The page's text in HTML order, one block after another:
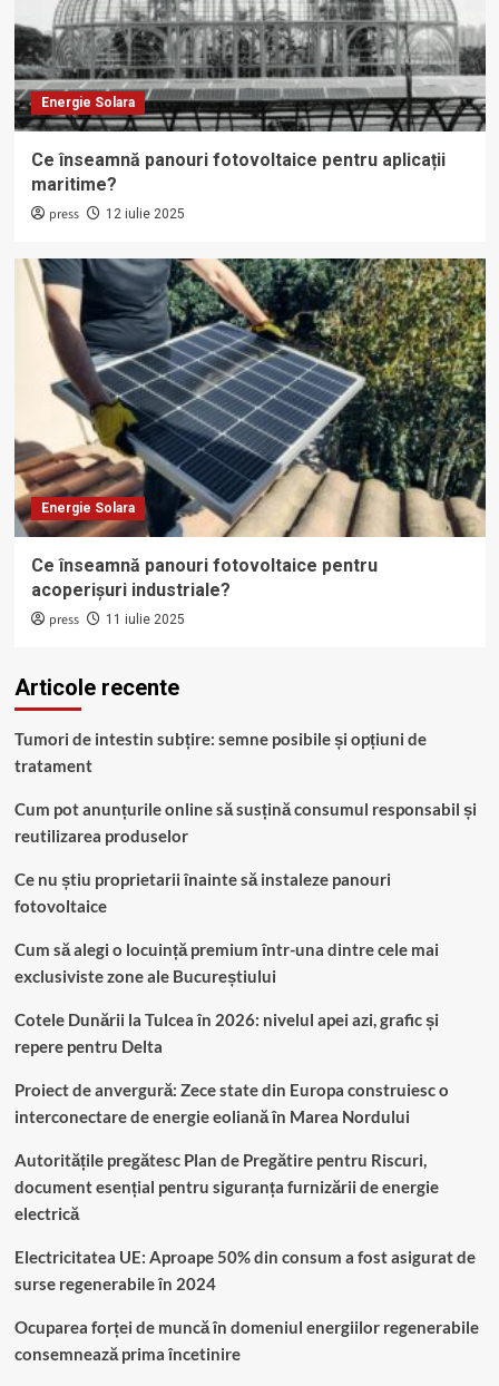
Energie Solara
Ce înseamnă panouri fotovoltaice pentru aplicații
maritime?
press 12 iulie 2025
Energie Solara
Ce înseamnă panouri fotovoltaice pentru
acoperișuri industriale?
press 11 iulie 2025
Articole recente
Tumori de intestin subțire: semne posibile și opțiuni de
tratament
Cum pot anunțurile online să susțină consumul responsabil și
reutilizarea produselor
Ce nu știu proprietarii înainte să instaleze panouri
fotovoltaice
Cum să alegi o locuință premium într-una dintre cele mai
exclusiviste zone ale Bucureștiului
Cotele Dunării la Tulcea în 2026: nivelul apei azi, grafic și
repere pentru Delta
Proiect de anvergură: Zece state din Europa construiesc o
interconectare de energie eoliană în Marea Nordului
Autoritățile pregătesc Plan de Pregătire pentru Riscuri,
document esențial pentru siguranța furnizării de energie
electrică
Electricitatea UE: Aproape 50% din consum a fost asigurat de
surse regenerabile în 2024
Ocuparea forței de muncă în domeniul energiilor regenerabile
consemnează prima încetinire